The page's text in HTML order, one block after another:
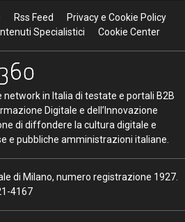
Rss Feed
Privacy e Cookie Policy
Specialistici
Cookie Center
network in Italia di testate e portali B2B
Digitale e dell’Innovazione
di diffondere la cultura digitale e
e pubbliche amministrazioni italiane.
di Milano, numero registrazione 1927.
4167